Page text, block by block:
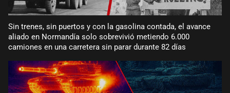
Sin trenes, sin puertos y con la gasolina contada, el avance
aliado en Normandía solo sobrevivió metiendo 6.000
camiones en una carretera sin parar durante 82 días